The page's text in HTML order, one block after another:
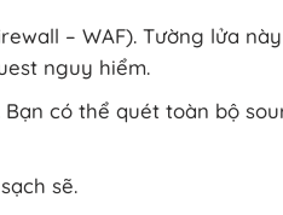
– WAF). Tường lửa
nguy hiểm.
có thể quét toàn bộ
sẽ.